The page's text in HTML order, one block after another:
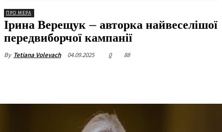
ПРО МЕРА
Ірина Верещук – авторка найвеселішої
передвиборчої кампанії
By Tetiana Volevach 04.09.2025 0 88